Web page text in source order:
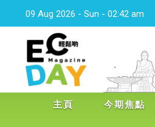
09 Aug 2026 - Sun - 02:42 am
主頁 今期焦點